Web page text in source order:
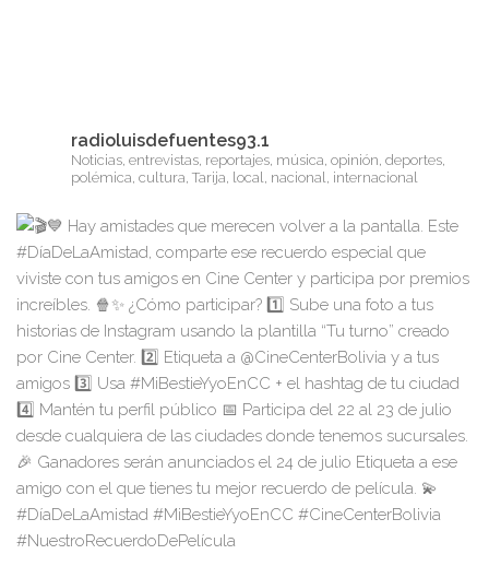
radioluisdefuentes93.1
Noticias, entrevistas, reportajes, música, opinión, deportes,
polémica, cultura, Tarija, local, nacional, internacional